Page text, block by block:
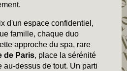
d'un espace confidentiel,
famille, chaque duo
approche du spa, rare
de Paris, place la sérénité
dessus de tout. Un parti